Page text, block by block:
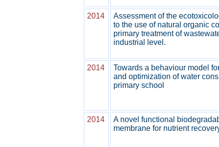
2014
Assessment of the
to the use of natural organic
primary treatment of
industrial level.
2014
Towards a behaviour model
and optimization of water
primary school
2014
A novel functional
membrane for nutrient